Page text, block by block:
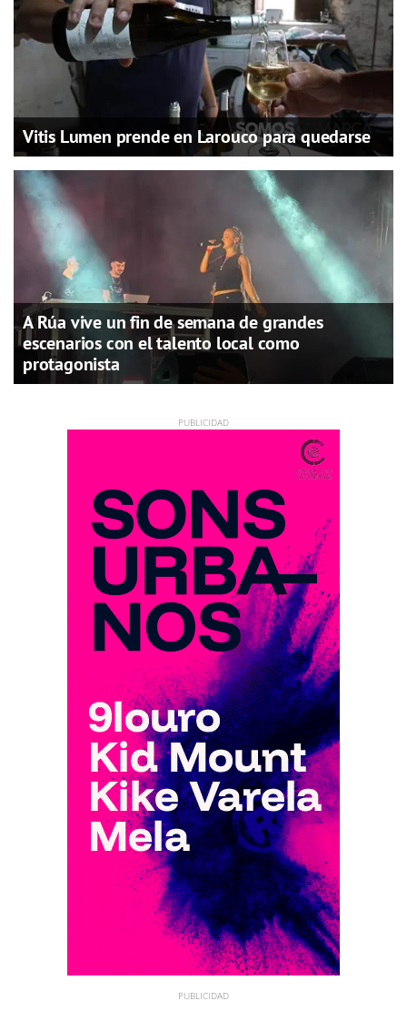
Vitis Lumen prende en Larouco para quedarse
A Rúa vive un fin de semana de grandes
escenarios con el talento local como
protagonista